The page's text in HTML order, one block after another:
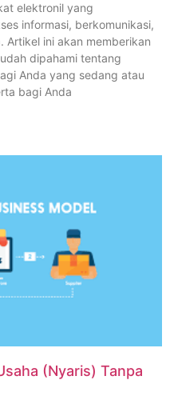
elektronil yang
informasi, berkomunikasi,
Artikel ini akan memberikan
dipahami tentang
Anda yang sedang atau
bagi Anda
(Nyaris) Tanpa